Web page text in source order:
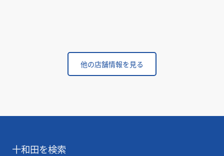
他の店舗情報を見る
十和田を検索